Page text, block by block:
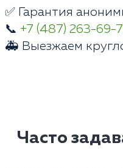
✅ Гарантия
📞 +7 (487) 263-69-
🚑 Выезжаем
Часто